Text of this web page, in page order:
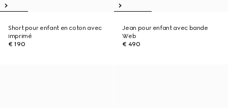
Short pour enfant en coton avec
imprimé
€ 190
Jean pour enfant avec bande
Web
€ 490